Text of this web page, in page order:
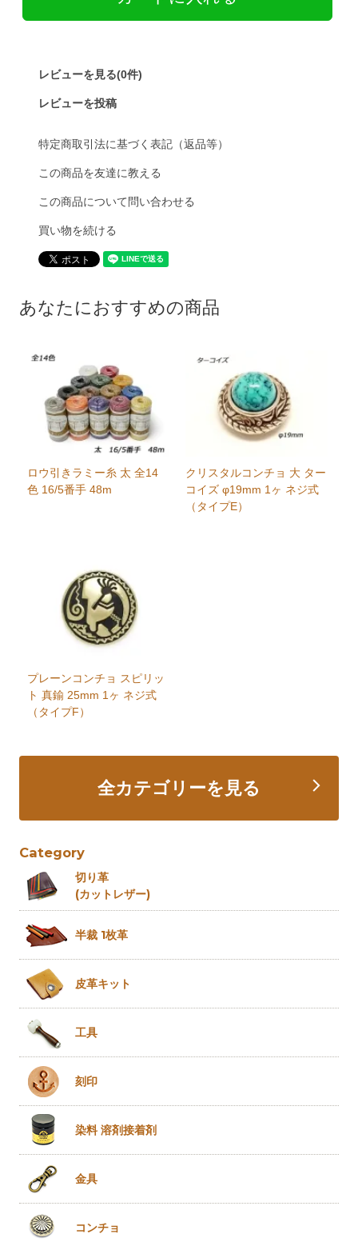
レビューを見る(0件)
レビューを投稿
特定商取引法に基づく表記（返品等）
この商品を友達に教える
この商品について問い合わせる
買い物を続ける
あなたにおすすめの商品
ロウ引きラミー糸 太 全14
色 16/5番手 48m
クリスタルコンチョ 大 ター
コイズ φ19mm 1ヶ ネジ式
（タイプE）
プレーンコンチョ スピリッ
ト 真鍮 25mm 1ヶ ネジ式
（タイプF）
全カテゴリーを見る
Category
切り革
(カットレザー)
半裁 1枚革
皮革キット
工具
刻印
染料 溶剤接着剤
金具
コンチョ